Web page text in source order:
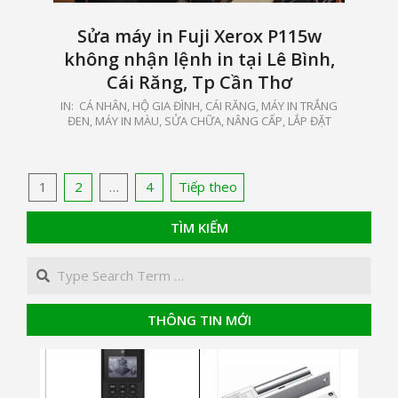
Sửa máy in Fuji Xerox P115w
không nhận lệnh in tại Lê Bình,
Cái Răng, Tp Cần Thơ
2021-
09-
IN: CÁ NHÂN, HỘ GIA ĐÌNH, CÁI RĂNG, MÁY IN TRẮNG
ĐEN, MÁY IN MÀU, SỬA CHỮA, NÂNG CẤP, LẮP ĐẶT
Phân
trang
bài
viết
1 2 … 4 Tiếp theo
TÌM KIẾM
Search
THÔNG TIN MỚI